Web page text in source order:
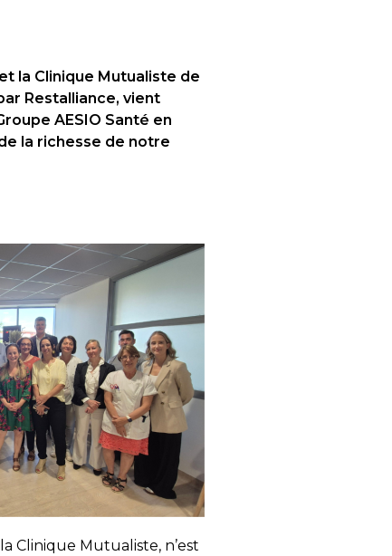
la Clinique Mutualiste de
Restalliance, vient
AESIO Santé en
la richesse de notre
Clinique Mutualiste, n’est